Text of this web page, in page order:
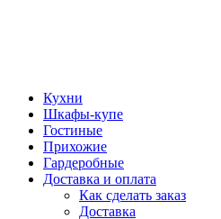
Кухни
Шкафы-купе
Гостиные
Прихожие
Гардеробные
Доставка и оплата
Как сделать заказ
Доставка